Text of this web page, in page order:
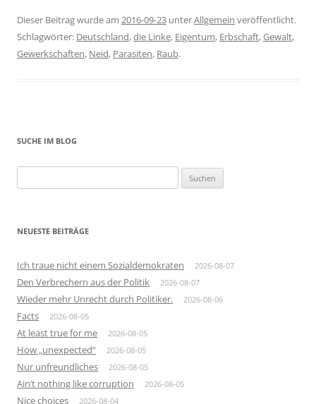
Dieser Beitrag wurde am 2016-09-23 unterAllgemein veröffentlicht.
Schlagwörter: Deutschland,die Linke, Eigentum, Erbschaft,Gewalt,
Gewerkschaften, Neid, Parasiten, Raub.
SUCHE IM BLOG
nach:
NEUESTE BEITRÄGE
Ich traue nicht einem Sozialdemokraten 2026-08-07
Den Verbrechern aus der Politik 2026-08-07
Wieder mehr Unrecht durch Politiker. 2026-08-06
Facts 2026-08-05
At least true for me 2026-08-05
How „unexpected“ 2026-08-05
Nur unfreundliches 2026-08-05
Ain’t nothing like corruption 2026-08-05
Nice choices 2026-08-04